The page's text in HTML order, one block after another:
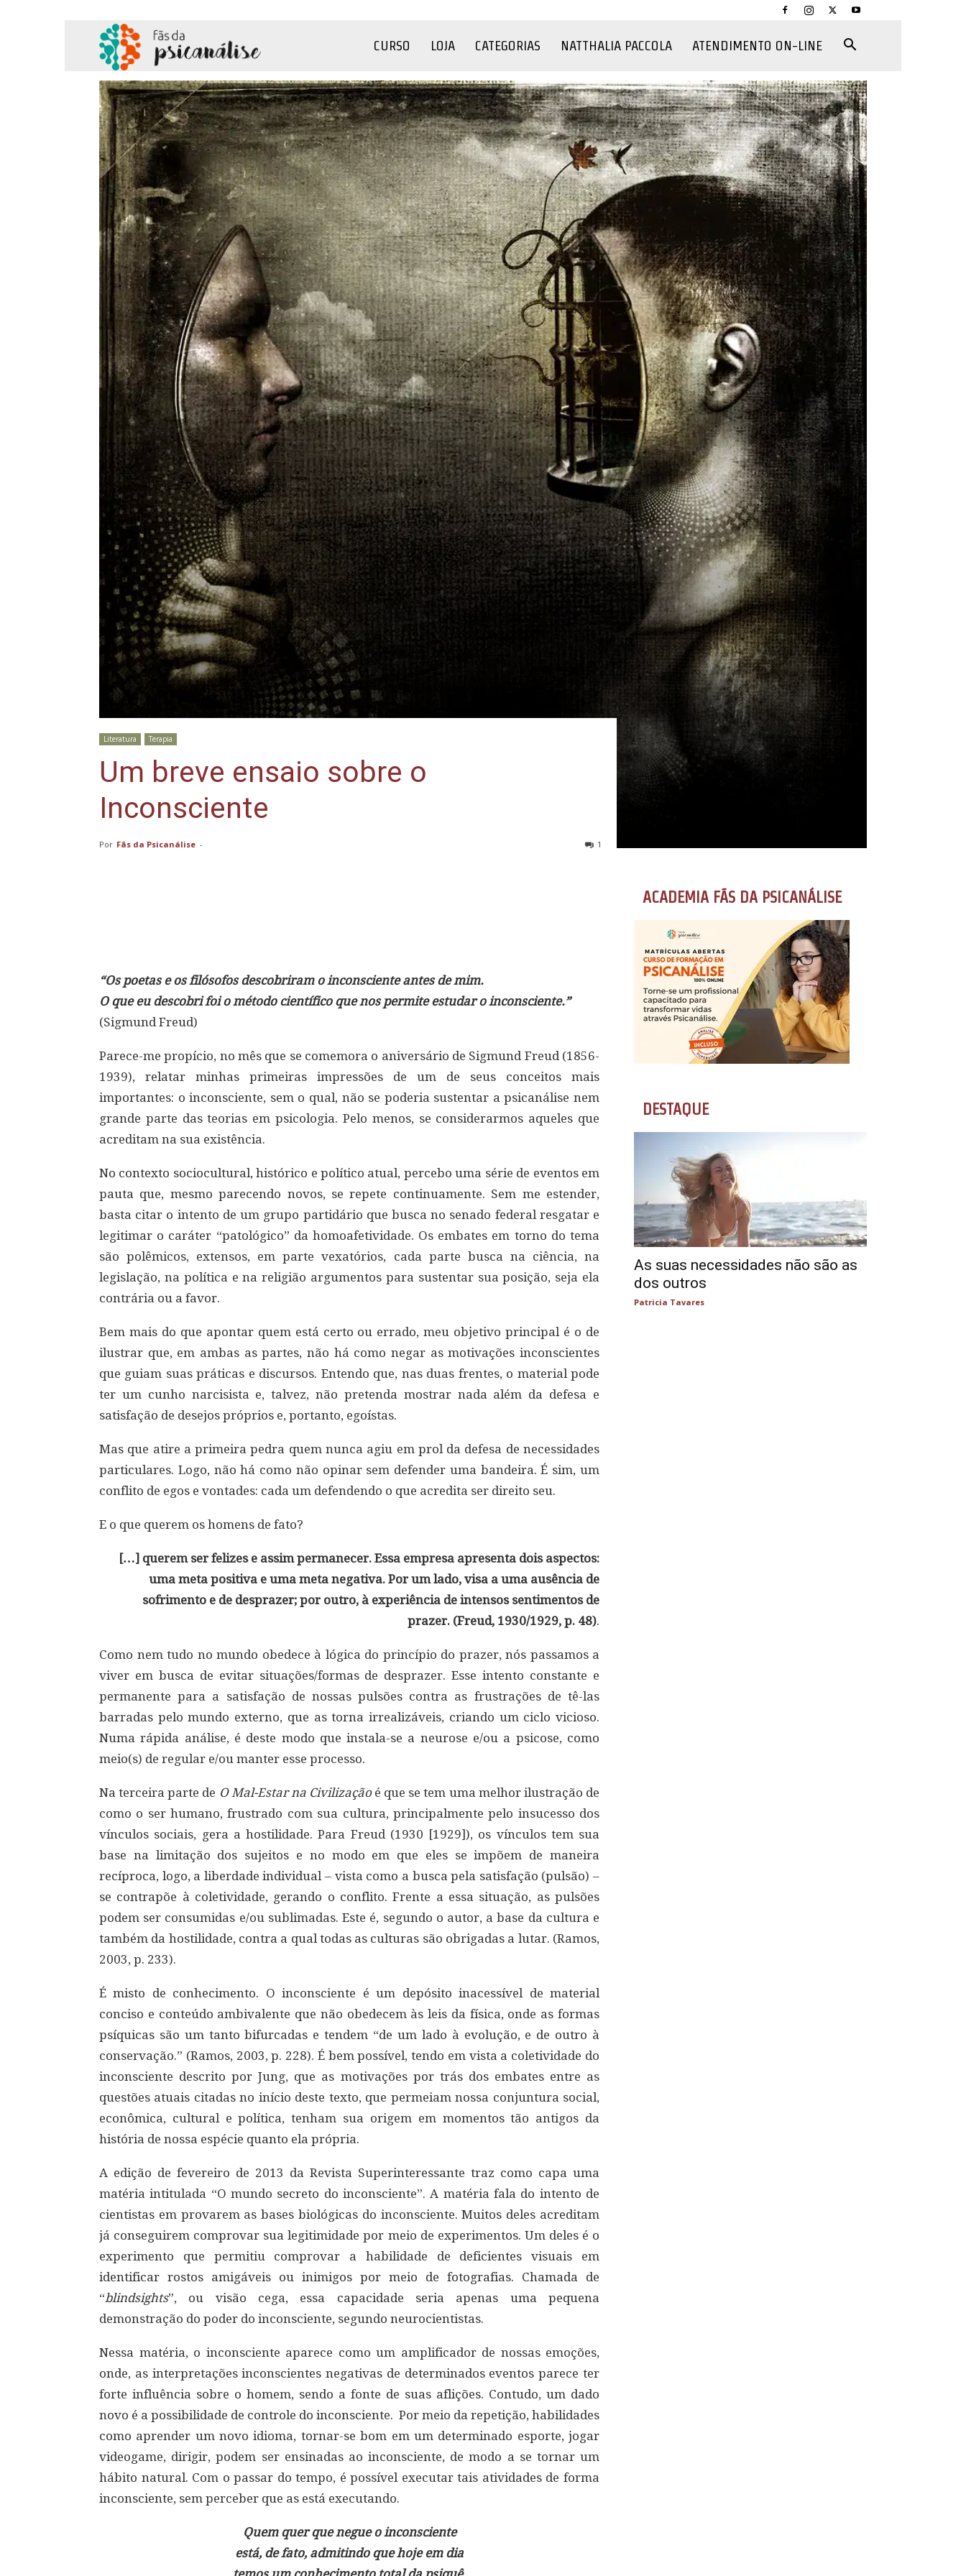
da
Psicanálise
CURSO LOJA CATEGORIAS NATTHALIA PACCOLA ATENDIMENTO ON-LINE
Literatura Terapia
Um breve ensaio sobre o
Inconsciente
Por Fãs da Psicanálise - 1
“Os poetas e os filósofos descobriram o inconsciente antes de mim.
O que eu descobri foi o método científico que nos permite estudar o inconsciente.”
(Sigmund Freud)
Parece-me propício, no mês que se comemora o aniversário de Sigmund Freud (1856-
1939), relatar minhas primeiras impressões de um de seus conceitos mais
importantes: o inconsciente, sem o qual, não se poderia sustentar a psicanálise nem
grande parte das teorias em psicologia. Pelo menos, se considerarmos aqueles que
acreditam na sua existência.
No contexto sociocultural, histórico e político atual, percebo uma série de eventos em
pauta que, mesmo parecendo novos, se repete continuamente. Sem me estender,
basta citar o intento de um grupo partidário que busca no senado federal resgatar e
legitimar o caráter “patológico” da homoafetividade. Os embates em torno do tema
são polêmicos, extensos, em parte vexatórios, cada parte busca na ciência, na
legislação, na política e na religião argumentos para sustentar sua posição, seja ela
contrária ou a favor.
Bem mais do que apontar quem está certo ou errado, meu objetivo principal é o de
ilustrar que, em ambas as partes, não há como negar as motivações inconscientes
que guiam suas práticas e discursos. Entendo que, nas duas frentes, o material pode
ter um cunho narcisista e, talvez, não pretenda mostrar nada além da defesa e
satisfação de desejos próprios e, portanto, egoístas.
Mas que atire a primeira pedra quem nunca agiu em prol da defesa de necessidades
particulares. Logo, não há como não opinar sem defender uma bandeira. É sim, um
conflito de egos e vontades: cada um defendendo o que acredita ser direito seu.
E o que querem os homens de fato?
[…] querem ser felizes e assim permanecer. Essa empresa apresenta dois aspectos:
uma meta positiva e uma meta negativa. Por um lado, visa a uma ausência de
sofrimento e de desprazer; por outro, à experiência de intensos sentimentos de
prazer. (Freud, 1930/1929, p. 48).
Como nem tudo no mundo obedece à lógica do princípio do prazer, nós passamos a
viver em busca de evitar situações/formas de desprazer. Esse intento constante e
permanente para a satisfação de nossas pulsões contra as frustrações de tê-las
barradas pelo mundo externo, que as torna irrealizáveis, criando um ciclo vicioso.
Numa rápida análise, é deste modo que instala-se a neurose e/ou a psicose, como
meio(s) de regular e/ou manter esse processo.
Na terceira parte de O Mal-Estar na Civilização é que se tem uma melhor ilustração de
como o ser humano, frustrado com sua cultura, principalmente pelo insucesso dos
vínculos sociais, gera a hostilidade. Para Freud (1930 [1929]), os vínculos tem sua
base na limitação dos sujeitos e no modo em que eles se impõem de maneira
recíproca, logo, a liberdade individual – vista como a busca pela satisfação (pulsão) –
se contrapõe à coletividade, gerando o conflito. Frente a essa situação, as pulsões
podem ser consumidas e/ou sublimadas. Este é, segundo o autor, a base da cultura e
também da hostilidade, contra a qual todas as culturas são obrigadas a lutar. (Ramos,
2003, p. 233).
É misto de conhecimento. O inconsciente é um depósito inacessível de material
conciso e conteúdo ambivalente que não obedecem às leis da física, onde as formas
psíquicas são um tanto bifurcadas e tendem “de um lado à evolução, e de outro à
conservação.” (Ramos, 2003, p. 228). É bem possível, tendo em vista a coletividade do
inconsciente descrito por Jung, que as motivações por trás dos embates entre as
questões atuais citadas no início deste texto, que permeiam nossa conjuntura social,
econômica, cultural e política, tenham sua origem em momentos tão antigos da
história de nossa espécie quanto ela própria.
A edição de fevereiro de 2013 da Revista Superinteressante traz como capa uma
matéria intitulada “O mundo secreto do inconsciente”. A matéria fala do intento de
cientistas em provarem as bases biológicas do inconsciente. Muitos deles acreditam
já conseguirem comprovar sua legitimidade por meio de experimentos. Um deles é o
experimento que permitiu comprovar a habilidade de deficientes visuais em
identificar rostos amigáveis ou inimigos por meio de fotografias. Chamada de
“blindsights”, ou visão cega, essa capacidade seria apenas uma pequena
demonstração do poder do inconsciente, segundo neurocientistas.
Nessa matéria, o inconsciente aparece como um amplificador de nossas emoções,
onde, as interpretações inconscientes negativas de determinados eventos parece ter
forte influência sobre o homem, sendo a fonte de suas aflições. Contudo, um dado
novo é a possibilidade de controle do inconsciente. Por meio da repetição, habilidades
como aprender um novo idioma, tornar-se bom em um determinado esporte, jogar
videogame, dirigir, podem ser ensinadas ao inconsciente, de modo a se tornar um
hábito natural. Com o passar do tempo, é possível executar tais atividades de forma
inconsciente, sem perceber que as está executando.
Quem quer que negue o inconsciente
está, de fato, admitindo que hoje em dia
ACADEMIA FÃS DA PSICANÁLISE
DESTAQUE
As suas necessidades não são as
dos outros
Patricia Tavares